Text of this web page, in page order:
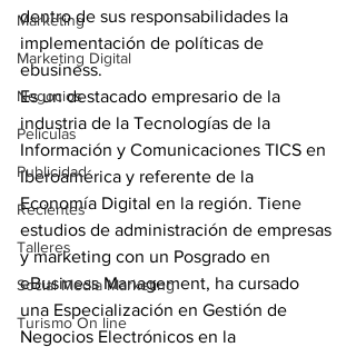
Marketing
Marketing Digital
Negocios
Películas
Publicidad
Recientes
Talleres
Social Media Marketing
Turismo On line
dentro de sus responsabilidades la
implementación de políticas de
ebusiness.
Es un destacado empresario de la
industria de la Tecnologías de la
Información y Comunicaciones TICS en
Iberoamérica y referente de la
Economía Digital en la región. Tiene
estudios de administración de empresas
y marketing con un Posgrado en
eBusiness Management, ha cursado
una Especialización en Gestión de
Negocios Electrónicos en la